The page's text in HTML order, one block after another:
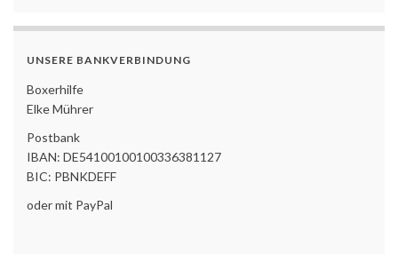
UNSERE BANKVERBINDUNG
Boxerhilfe
Elke Mührer
Postbank
IBAN: DE54100100100336381127
BIC: PBNKDEFF
oder mit PayPal